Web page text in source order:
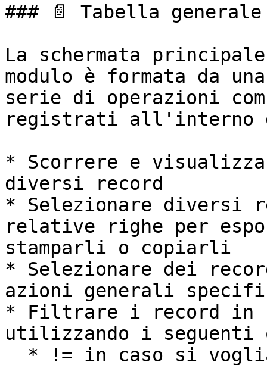
### 📄 Tabella generale
La schermata
modulo è formata da
serie di operazioni
registrati all'interno
* Scorrere e
diversi record
* Selezionare diversi
relative righe per
stamparli o copiarli
* Selezionare dei
azioni generali
* Filtrare i record in
utilizzando i seguenti